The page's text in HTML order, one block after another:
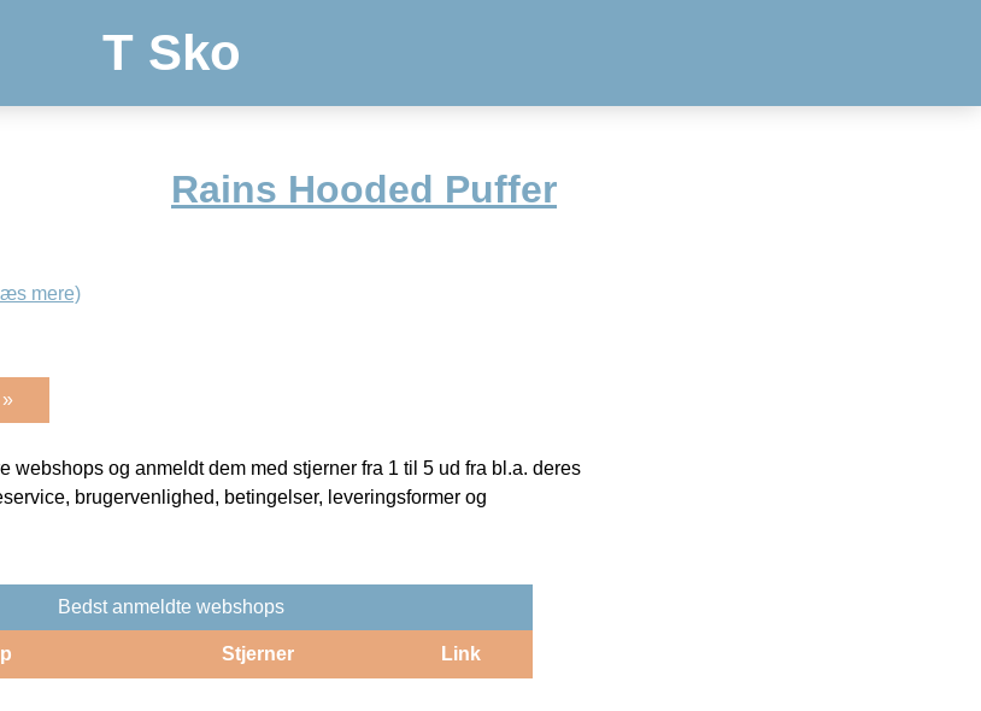
T Sko
Rains Hooded Puffer
mere)
og anmeldt dem med stjerner fra 1 til 5 ud fra bl.a. deres
brugervenlighed, betingelser, leveringsformer og
Bedst anmeldte webshops
Stjerner Link